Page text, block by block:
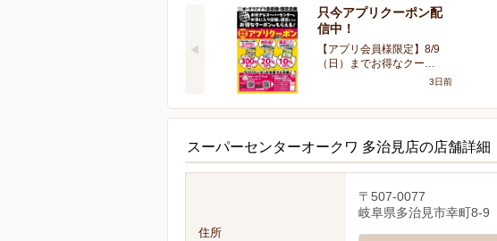
只今アプリクーポン配
信中！
【アプリ会員様限定】8/9
（日）までお得なクー…
3日前
スーパーセンターオークワ 多治見店の店舗詳細
住所
〒507-0077
岐阜県多治見市幸町8-9